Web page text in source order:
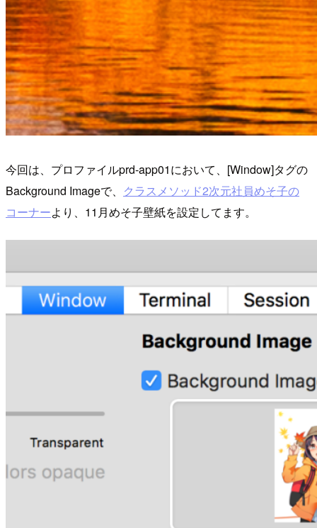
今回は、プロファイルprd-app01において、[Window]タグの
Background Imageで、 クラスメソッド2次元社員めそ子の
コーナーより、11月めそ子壁紙を設定してます。